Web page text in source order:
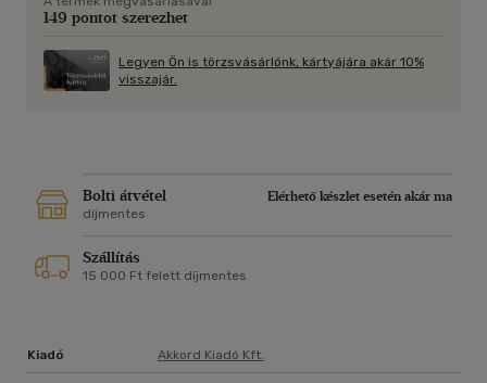
149 pontot szerezhet
Legyen Ön is törzsvásárlónk, kártyájára akár 10%
visszajár.
Bolti átvétel
Elérhető készlet esetén akár ma
díjmentes
Szállítás
15 000 Ft felett díjmentes
Kiadó Akkord Kiadó Kft.